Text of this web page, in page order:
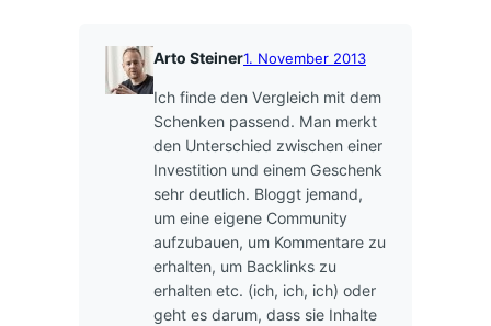
Arto Steiner1. November 2013
Ich finde den Vergleich mit dem
Schenken passend. Man merkt
den Unterschied zwischen einer
Investition und einem Geschenk
sehr deutlich. Bloggt jemand,
um eine eigene Community
aufzubauen, um Kommentare zu
erhalten, um Backlinks zu
erhalten etc. (ich, ich, ich) oder
geht es darum, dass sie Inhalte